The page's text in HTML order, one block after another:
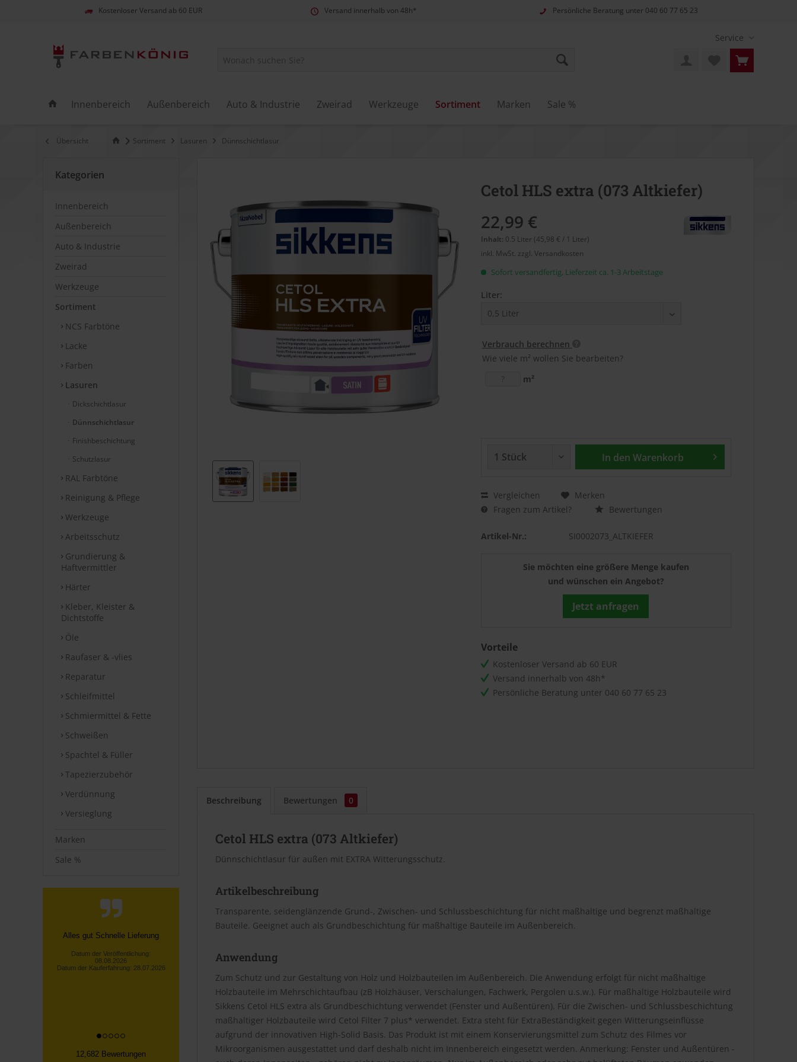
Kostenloser Versand ab 60 EUR Versand innerhalb von 48h* Persönliche Beratung unter 040 60 77 65 23
Service
Innenbereich Außenbereich Auto & Industrie Zweirad Werkzeuge Sortiment Marken Sale %
Übersicht Sortiment Lasuren Dünnschichtlasur
Kategorien
Innenbereich
Außenbereich
Auto & Industrie
Zweirad
Werkzeuge
Sortiment
NCS Farbtöne
Lacke
Farben
Lasuren
Dickschichtlasur
Dünnschichtlasur
Finishbeschichtung
Schutzlasur
RAL Farbtöne
Reinigung & Pflege
Werkzeuge
Arbeitsschutz
Grundierung &
Haftvermittler
Härter
Kleber, Kleister &
Dichtstoffe
Öle
Raufaser & -vlies
Reparatur
Schleifmittel
Schmiermittel & Fette
Schweißen
Spachtel & Füller
Tapezierzubehör
Verdünnung
Versieglung
Marken
Sale %
Telefonische Info, dass nicht die
war! Unverzügliche
Rückerstattu...
12,682 Bewertungen
Cetol HLS extra (073 Altkiefer)
22,99 €
Inhalt: 0.5 Liter (45,98 € / 1 Liter)
inkl. MwSt. zzgl. Versandkosten
Sofort versandfertig, Lieferzeit ca. 1-3 Arbeitstage
Liter:
Verbrauch berechnen
Wie viele m² wollen Sie bearbeiten?
m²
In den Warenkorb
Vergleichen
Merken
Fragen zum Artikel?
Bewertungen
Artikel-Nr.: SI0002073_ALTKIEFER
Sie möchten eine größere Menge kaufen
und wünschen ein Angebot?
Jetzt anfragen
Vorteile
Kostenloser Versand ab 60 EUR
Versand innerhalb von 48h*
Persönliche Beratung unter 040 60 77 65 23
Beschreibung Bewertungen 0
Cetol HLS extra (073 Altkiefer)
Dünnschichtlasur für außen mit EXTRA Witterungsschutz.
Artikelbeschreibung
Transparente, seidenglänzende Grund-, Zwischen- und Schlussbeschichtung für nicht maßhaltige und begrenzt maßhaltige
Bauteile. Geeignet auch als Grundbeschichtung für maßhaltige Bauteile im Außenbereich.
Anwendung
Zum Schutz und zur Gestaltung von Holz und Holzbauteilen im Außenbereich. Die Anwendung erfolgt für nicht maßhaltige
Holzbauteile im Mehrschichtaufbau (zB Holzhäuser, Verschalungen, Fachwerk, Pergolen u.s.w.). Für maßhaltige Holzbauteile wird
Sikkens Cetol HLS extra als Grundbeschichtung verwendet (Fenster und Außentüren). Für die Zwischen- und Schlussbeschichtung
maßhaltiger Holzbauteile wird Cetol Filter 7 plus* verwendet. Extra steht für ExtraBeständigkeit gegen Witterungseinflüsse
aufgrund der innovativen High-Solid Basis. Das Produkt ist mit einem Konservierungsmittel zum Schutz des Filmes vor
Mikroorganismen ausgestattet und darf deshalb nicht im Innenbereich eingesetzt werden. Anmerkung: Fenster und Außentüren -